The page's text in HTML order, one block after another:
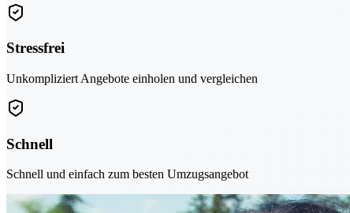
Stressfrei
Unkompliziert Angebote einholen und vergleichen
Schnell
Schnell und einfach zum besten Umzugsangebot